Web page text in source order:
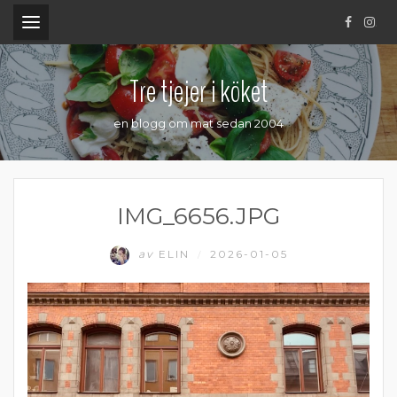
.
Tre tjejer i köket
en blogg om mat sedan 2004
IMG_6656.JPG
av ELIN 2026-01-05